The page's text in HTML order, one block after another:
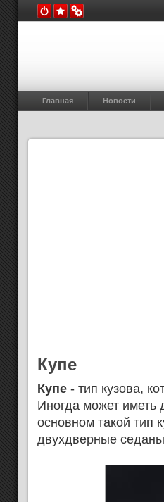
Главная Новости
Купе
Купе - тип кузова,
Иногда может
основном такой тип
двухдверные